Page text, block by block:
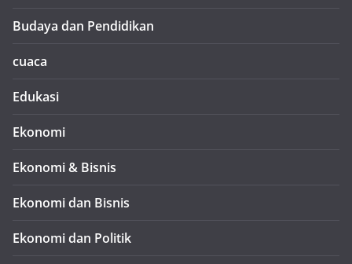
Budaya dan Pendidikan
cuaca
Edukasi
Ekonomi
Ekonomi & Bisnis
Ekonomi dan Bisnis
Ekonomi dan Politik